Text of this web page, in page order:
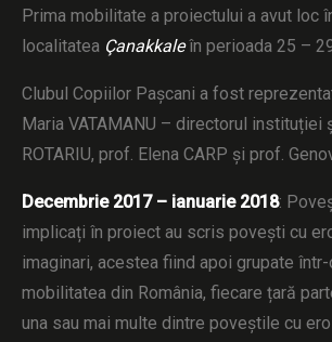
Prima mobilitate a proiectului a avut loc
localitatea Çanakkaleîn perioada 25 –
Clubul Copiilor Pașcani a fost
Maria VATAMANU – directorul instituției
ROTARIU, prof. Elena CARP și prof.
Decembrie 2017 – ianuarie 2018:
implicați în proiect au scris povești cu
imaginari, acestea fiind apoi grupate într-
mobilitatea din România, fiecare țară
una sau mai multe dintre poveștile cu